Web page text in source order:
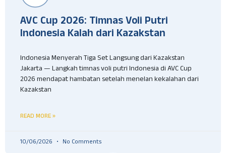
AVC Cup 2026: Timnas Voli Putri
Indonesia Kalah dari Kazakstan
Indonesia Menyerah Tiga Set Langsung dari Kazakstan
Jakarta — Langkah timnas voli putri Indonesia di AVC Cup
2026 mendapat hambatan setelah menelan kekalahan dari
Kazakstan
READ MORE »
10/06/2026 No Comments